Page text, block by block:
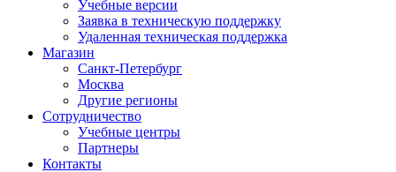
Учебные версии
Заявка в техническую поддержку
Удаленная техническая поддержка
Магазин
Санкт-Петербург
Москва
Другие регионы
Сотрудничество
Учебные центры
Партнеры
Контакты